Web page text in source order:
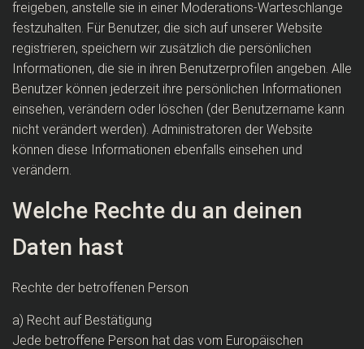
freigeben, anstelle sie in einer Moderations-Warteschlange
festzuhalten. Für Benutzer, die sich auf unserer Website
registrieren, speichern wir zusätzlich die persönlichen
Informationen, die sie in ihren Benutzerprofilen angeben. Alle
Benutzer können jederzeit ihre persönlichen Informationen
einsehen, verändern oder löschen (der Benutzername kann
nicht verändert werden). Administratoren der Website
können diese Informationen ebenfalls einsehen und
verändern.
Welche Rechte du an deinen
Daten hast
Rechte der betroffenen Person
a) Recht auf Bestätigung
Jede betroffene Person hat das vom Europäischen